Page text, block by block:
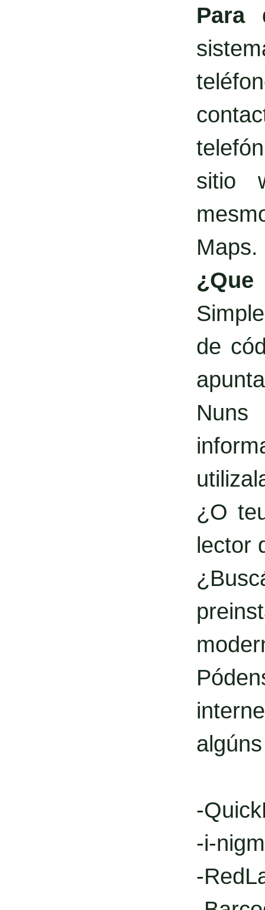
Para
sitio
Maps.
de
Nuns
¿O
lector
-
-i-
-